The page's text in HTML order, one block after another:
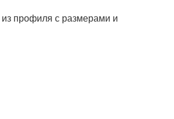
профиля с размерами и